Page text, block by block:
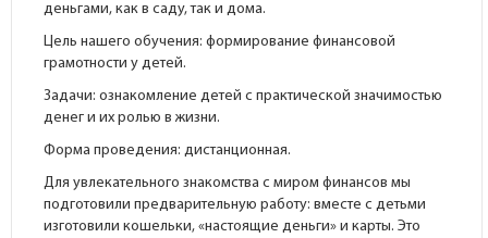
деньгами, как в саду, так и дома.
Цель нашего обучения: формирование финансовой
грамотности у детей.
Задачи: ознакомление детей с практической значимостью
денег и их ролью в жизни.
Форма проведения: дистанционная.
Для увлекательного знакомства с миром финансов мы
подготовили предварительную работу: вместе с детьми
изготовили кошельки, «настоящие деньги» и карты. Это